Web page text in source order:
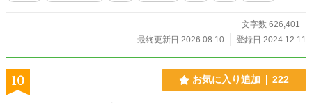
れた男の転移物語〜』をご覧下さい。 ＝＝＝＝＝＝＝＝＝＝＝＝＝＝＝＝＝＝
放棄しルミエールと向き合ったイオリは力を全て使い果たし5年の月日眠りにつ
いていた。 目覚めたイオリは力を失いどう生きていくのか・・・。 前作に続
文字数 626,401
最終更新日 2026.08.10
登録日 2024.12.11
10 お気に入り追加 222